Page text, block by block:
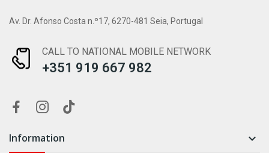
Av. Dr. Afonso Costa n.º17, 6270-481 Seia, Portugal
CALL TO NATIONAL MOBILE NETWORK
+351 919 667 982
Information 